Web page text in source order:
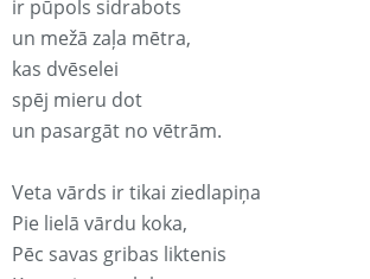
ir pūpols sidrabots
un mežā zaļa mētra,
kas dvēselei
spēj mieru dot
un pasargāt no vētrām.
Veta vārds ir tikai ziedlapiņa
Pie lielā vārdu koka,
Pēc savas gribas liktenis